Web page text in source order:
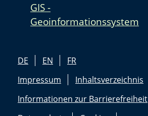
GIS -
Geoinformationssystem
DE EN
FR
Impressum
Inhaltsverzeichnis
Informationen zur Barrierefreiheit